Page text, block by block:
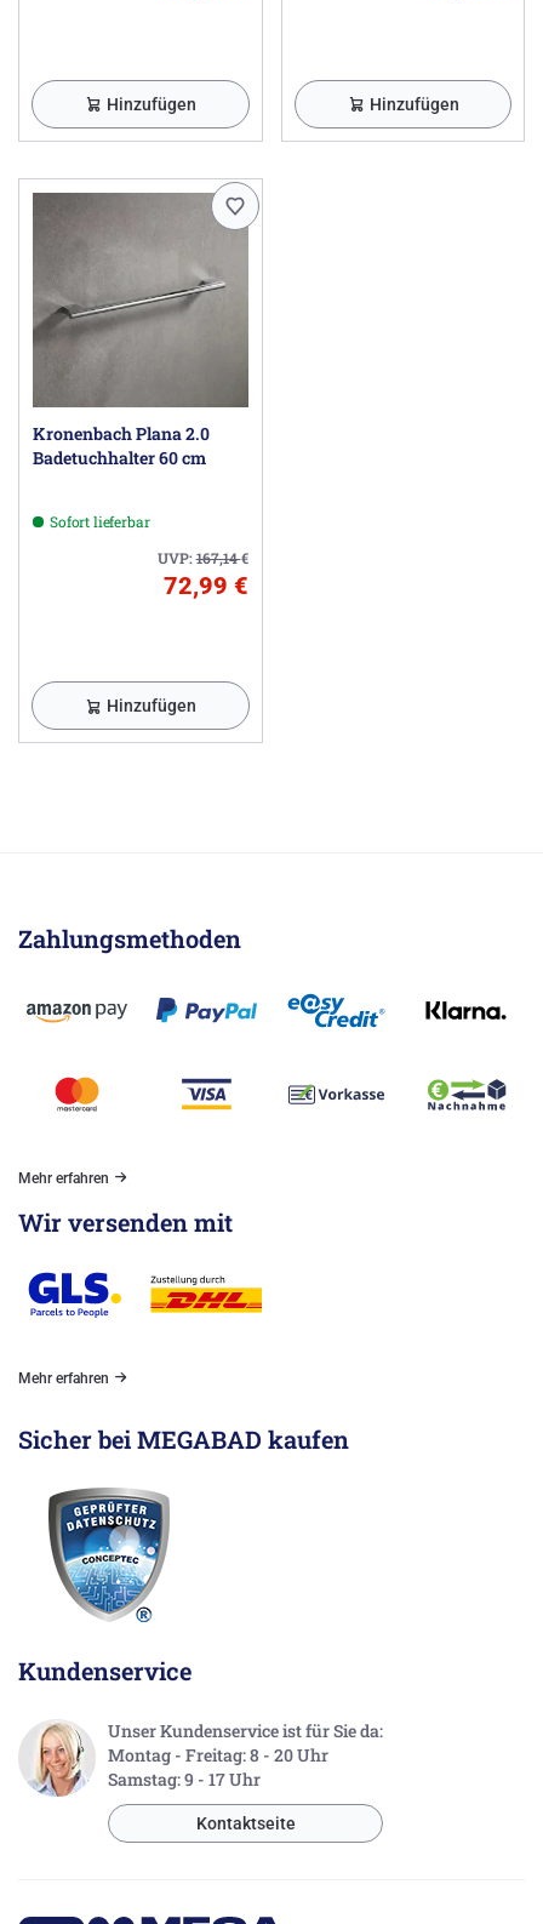
Hinzufügen Hinzufügen
Kronenbach Plana 2.0
Badetuchhalter 60 cm
Sofort lieferbar
UVP:167,14€
72,99 €
Hinzufügen
Zahlungsmethoden
Mehr erfahren
Wir versenden mit
Mehr erfahren
Sicher bei MEGABAD kaufen
Kundenservice
Unser Kundenservice ist für Sie da:
Montag - Freitag: 8 - 20 Uhr
Samstag: 9 - 17 Uhr
Kontaktseite